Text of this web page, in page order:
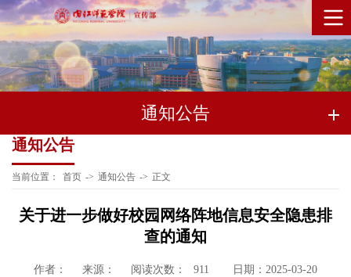
通知公告
通知公告
当前位置： 首页 -> 通知公告 -> 正文
关于进一步做好校园网络阵地信息安全隐患排
查的通知
作者： 来源： 阅读次数： 911 日期：2025-03-20